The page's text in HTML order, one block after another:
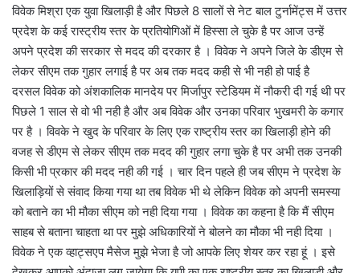
विवेक मिश्रा एक युवा खिलाड़ी है और पिछले 8 सालों से नेट बाल टुर्नामेंट्स में उत्तर
प्रदेश के कई रास्ट्रीय स्तर के प्रतियोगिओं में हिस्सा ले चुके है पर आज उन्हें
अपने प्रदेश की सरकार से मदद की दरकार है । विवेक ने अपने जिले के डीएम से
लेकर सीएम तक गुहार लगाई है पर अब तक मदद कही से भी नही हो पाई है
दरसल विवेक को अंशकालिक मानदेय पर मिर्जापुर स्टेडियम में नौकरी दी गई थी पर
पिछले 1 साल से वो भी नही है और अब विवेक और उनका परिवार भुखमरी के कगार
पर है । विवके ने खुद के परिवार के लिए एक राष्ट्रीय स्तर का खिलाड़ी होने की
वजह से डीएम से लेकर सीएम तक मदद की गुहार लगा चुके है पर अभी तक उनकी
किसी भी प्रकार की मदद नही की गई । चार दिन पहले ही जब सीएम ने प्रदेश के
खिलाड़ियों से संवाद किया गया था तब विवेक भी थे लेकिन विवेक को अपनी समस्या
को बताने का भी मौका सीएम को नही दिया गया । विवेक का कहना है कि मैं सीएम
साहब से बताना चाहता था पर मुझे अधिकारियों ने बोलने का मौका भी नही दिया ।
विवेक ने एक व्हाट्सएप मैसेज मुझे भेजा है जो आपके लिए शेयर कर रहा हूं । इसे